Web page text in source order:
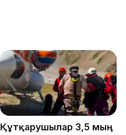
Құтқарушылар 3,5 мың